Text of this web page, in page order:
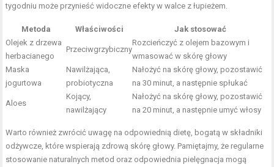
tygodniu może przynieść widoczne efekty w walce z łupieżem.
Metoda Właściwości
Jak stosować
Olejek z drzewa
herbacianego
Przeciwgrzybiczny
Rozcieńczyć z olejem bazowym i
wmasować w skórę głowy
Maska
jogurtowa
Nawilżająca,
probiotyczna
Nałożyć na skórę głowy, pozostawić
na 30 minut, a następnie spłukać
Aloes
Kojący,
nawilżający
Nałożyć na skórę głowy, pozostawić
na 20 minut, a następnie umyć włosy
Warto również zwrócić uwagę na odpowiednią dietę, bogatą w składniki
odżywcze, które wspierają zdrową skórę głowy. Pamiętajmy, że regularne
stosowanie naturalnych metod oraz odpowiednia pielęgnacja mogą